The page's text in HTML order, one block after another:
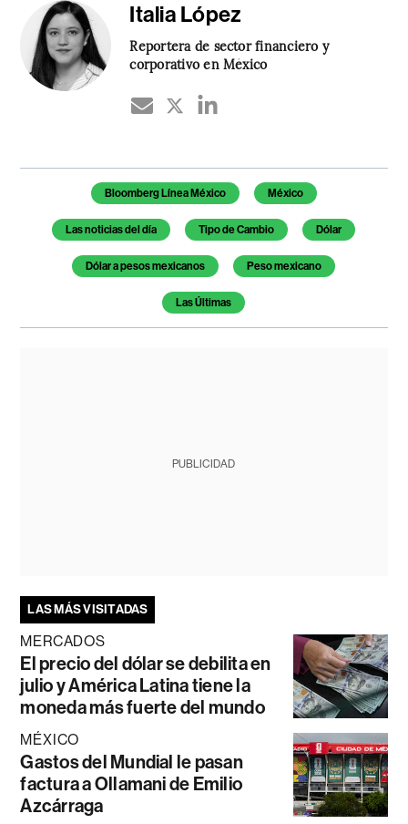
Italia López
Reportera de sector financiero y
corporativo en México
Temas de este artículo
Bloomberg Línea México México
Las noticias del día Tipo de Cambio Dólar
Dólar a pesos mexicanos Peso mexicano
Las Últimas
PUBLICIDAD
LAS MÁS VISITADAS
MERCADOS
El precio del dólar se debilita en
julio y América Latina tiene la
moneda más fuerte del mundo
MÉXICO
Gastos del Mundial le pasan
factura a Ollamani de Emilio
Azcárraga